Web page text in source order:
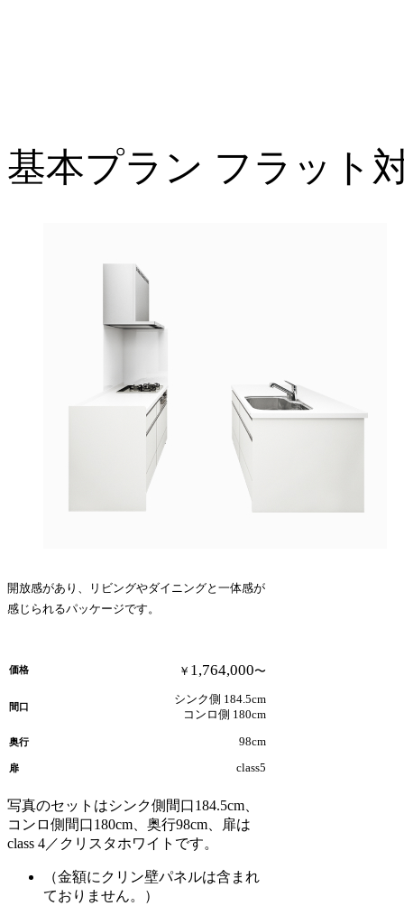
基本プラン フラット
開放感があり、リビングやダイニングと一体感が
感じられるパッケージです。
価格 ￥ 1,764,000〜
間口
シンク側 184.5cm
コンロ側 180cm
奥行 98cm
扉 class5
写真のセットはシンク側間口184.5cm、
コンロ側間口180cm、奥行98cm、扉は
class 4／クリスタホワイトです。
（金額にクリン壁パネルは含まれ
ておりません。）